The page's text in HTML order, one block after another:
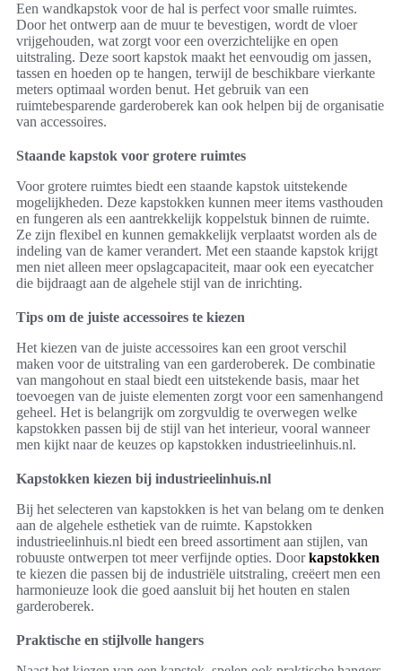
Een wandkapstok voor de hal is perfect voor smalle ruimtes.
Door het ontwerp aan de muur te bevestigen, wordt de vloer
vrijgehouden, wat zorgt voor een overzichtelijke en open
uitstraling. Deze soort kapstok maakt het eenvoudig om jassen,
tassen en hoeden op te hangen, terwijl de beschikbare vierkante
meters optimaal worden benut. Het gebruik van een
ruimtebesparende garderoberek kan ook helpen bij de organisatie
van accessoires.
Staande kapstok voor grotere ruimtes
Voor grotere ruimtes biedt een staande kapstok uitstekende
mogelijkheden. Deze kapstokken kunnen meer items vasthouden
en fungeren als een aantrekkelijk koppelstuk binnen de ruimte.
Ze zijn flexibel en kunnen gemakkelijk verplaatst worden als de
indeling van de kamer verandert. Met een staande kapstok krijgt
men niet alleen meer opslagcapaciteit, maar ook een eyecatcher
die bijdraagt aan de algehele stijl van de inrichting.
Tips om de juiste accessoires te kiezen
Het kiezen van de juiste accessoires kan een groot verschil
maken voor de uitstraling van een garderoberek. De combinatie
van mangohout en staal biedt een uitstekende basis, maar het
toevoegen van de juiste elementen zorgt voor een samenhangend
geheel. Het is belangrijk om zorgvuldig te overwegen welke
kapstokken passen bij de stijl van het interieur, vooral wanneer
men kijkt naar de keuzes op kapstokken industrieelinhuis.nl.
Kapstokken kiezen bij industrieelinhuis.nl
Bij het selecteren van kapstokken is het van belang om te denken
aan de algehele esthetiek van de ruimte. Kapstokken
industrieelinhuis.nl biedt een breed assortiment aan stijlen, van
robuuste ontwerpen tot meer verfijnde opties. Doorkapstokken
te kiezen die passen bij de industriële uitstraling, creëert men een
harmonieuze look die goed aansluit bij het houten en stalen
garderoberek.
Praktische en stijlvolle hangers